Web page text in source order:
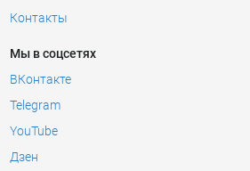
Контакты
Мы в соцсетях
ВКонтакте
Telegram
YouTube
Дзен